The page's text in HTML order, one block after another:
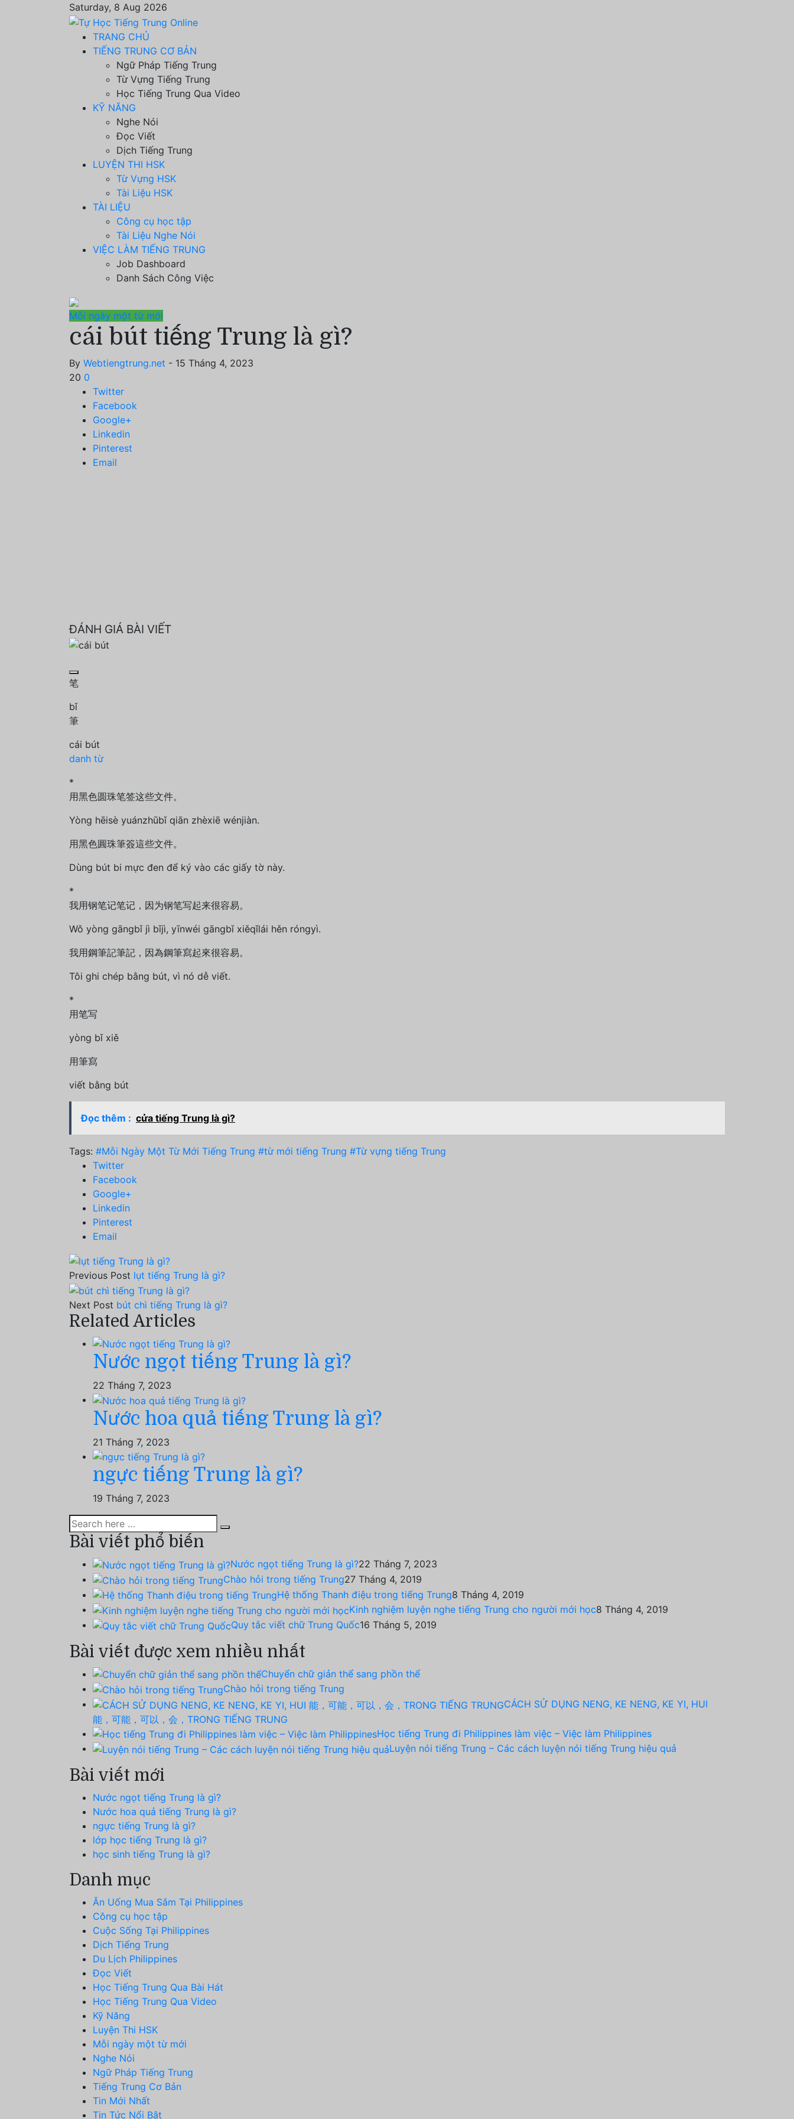
Saturday, 8 Aug 2026
TRANG CHỦ
TIẾNG TRUNG CƠ BẢN
Ngữ Pháp Tiếng Trung
Từ Vựng Tiếng Trung
Học Tiếng Trung Qua Video
KỸ NĂNG
Nghe Nói
Đọc Viết
Dịch Tiếng Trung
LUYỆN THI HSK
Từ Vựng HSK
Tài Liệu HSK
TÀI LIỆU
Công cụ học tập
Tài Liệu Nghe Nói
VIỆC LÀM TIẾNG TRUNG
Job Dashboard
Danh Sách Công Việc
Mỗi ngày một từ mới
cái bút tiếng Trung là gì?
By Webtiengtrung.net - 15 Tháng 4, 2023
20 0
Twitter
Facebook
Google+
Linkedin
Pinterest
Email
ĐÁNH GIÁ BÀI VIẾT
笔
bǐ
筆
cái bút
danh từ
*
用黑色圆珠笔签这些文件。
Yòng hēisè yuánzhūbǐ qiān zhèxiē wénjiàn.
用黑色圓珠筆簽這些文件。
Dùng bút bi mực đen để ký vào các giấy tờ này.
*
我用钢笔记笔记，因为钢笔写起来很容易。
Wǒ yòng gāngbǐ jì bǐjì, yīnwéi gāngbǐ xiěqǐlái hěn róngyì.
我用鋼筆記筆記，因為鋼筆寫起來很容易。
Tôi ghi chép bằng bút, vì nó dễ viết.
*
用笔写
yòng bǐ xiě
用筆寫
viết bằng bút
Đọc thêm : cửa tiếng Trung là gì?
Tags: #Mỗi Ngày Một Từ Mới Tiếng Trung #từ mới tiếng Trung #Từ vựng tiếng Trung
Twitter
Facebook
Google+
Linkedin
Pinterest
Email
Previous Post lụt tiếng Trung là gì?
Next Post bút chì tiếng Trung là gì?
Related Articles
Nước ngọt tiếng Trung là gì?
22 Tháng 7, 2023
Nước hoa quả tiếng Trung là gì?
21 Tháng 7, 2023
ngực tiếng Trung là gì?
19 Tháng 7, 2023
Bài viết phổ biến
Nước ngọt tiếng Trung là gì?22 Tháng 7, 2023
Chào hỏi trong tiếng Trung27 Tháng 4, 2019
Hệ thống Thanh điệu trong tiếng Trung8 Tháng 4, 2019
Kinh nghiệm luyện nghe tiếng Trung cho người mới học8 Tháng 4, 2019
Quy tắc viết chữ Trung Quốc16 Tháng 5, 2019
Bài viết được xem nhiều nhất
Chuyển chữ giản thể sang phồn thể
Chào hỏi trong tiếng Trung
CÁCH SỬ DỤNG NENG, KE NENG, KE YI, HUI
能，可能，可以，会，TRONG TIẾNG TRUNG
Học tiếng Trung đi Philippines làm việc – Việc làm Philippines
Luyện nói tiếng Trung – Các cách luyện nói tiếng Trung hiệu quả
Bài viết mới
Nước ngọt tiếng Trung là gì?
Nước hoa quả tiếng Trung là gì?
ngực tiếng Trung là gì?
lớp học tiếng Trung là gì?
học sinh tiếng Trung là gì?
Danh mục
Ăn Uống Mua Sắm Tại Philippines
Công cụ học tập
Cuộc Sống Tại Philippines
Dịch Tiếng Trung
Du Lịch Philippines
Đọc Viết
Học Tiếng Trung Qua Bài Hát
Học Tiếng Trung Qua Video
Kỹ Năng
Luyện Thi HSK
Mỗi ngày một từ mới
Nghe Nói
Ngữ Pháp Tiếng Trung
Tiếng Trung Cơ Bản
Tin Mới Nhất
Tin Tức Nổi Bật